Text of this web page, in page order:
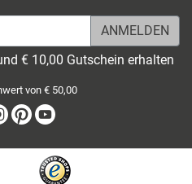
€ 10,00 Gutschein erhalten
von € 50,00
Instagram
Pinterest